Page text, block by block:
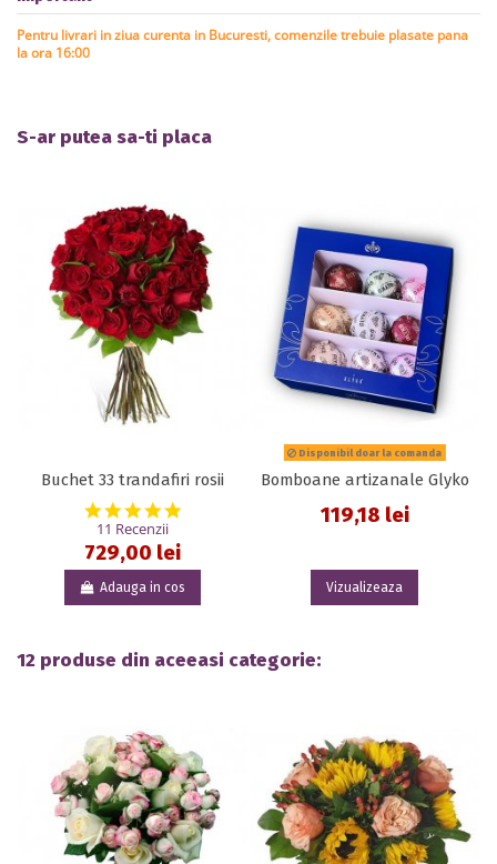
Pentru livrari in ziua curenta in Bucuresti, comenzile trebuie plasate pana
la ora 16:00
S-ar putea sa-ti placa
Buchet 33 trandafiri rosii
5.0 star rating
11 Recenzii
729,00 lei
Adauga in cos
Disponibil doar la comanda
Bomboane artizanale Glyko
119,18 lei
Vizualizeaza
12 produse din aceeasi categorie: